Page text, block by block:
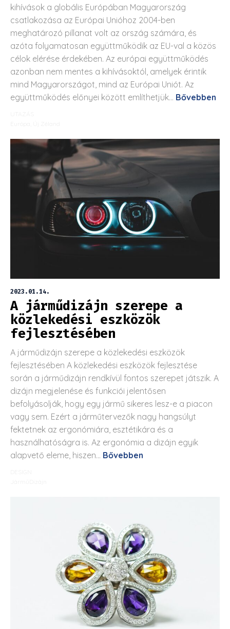
kihívások a globális Európában Magyarország
csatlakozása az Európai Unióhoz 2004-ben
meghatározó pillanat volt az ország számára, és
azóta folyamatosan együttműködik az EU-val a közös
célok elérése érdekében. Az európai együttműködés
azonban nem mentes a kihívásoktól, amelyek érintik
mind Magyarországot, mind az Európai Uniót. Az
együttműködés előnyei között említhetjük... Bővebben
2023.01.14.
A járműdizájn szerepe a
közlekedési eszközök
fejlesztésében
A járműdizájn szerepe a közlekedési eszközök
fejlesztésében A közlekedési eszközök fejlesztése
során a járműdizájn rendkívül fontos szerepet játszik. A
dizájn megjelenése és funkciói jelentősen
befolyásolják, hogy egy jármű sikeres lesz-e a piacon
vagy sem. Ezért a járműtervezők nagy hangsúlyt
fektetnek az ergonómiára, esztétikára és a
használhatóságra is. Az ergonómia a dizájn egyik
alapvető eleme, hiszen... Bővebben